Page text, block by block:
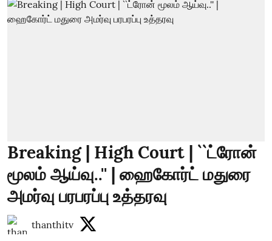
Breaking | High Court | ``ட்ரோன்
மூலம் ஆய்வு..'' | ஹைகோர்ட் மதுரை
அமர்வு பரபரப்பு உத்தரவு
thanthitv